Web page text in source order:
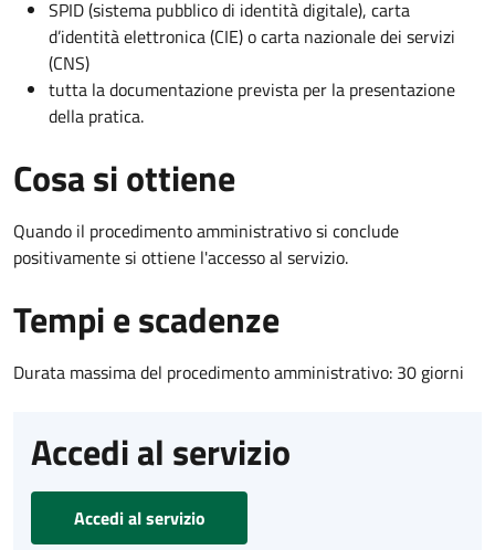
SPID (sistema pubblico di identità digitale), carta
d’identità elettronica (CIE) o carta nazionale dei servizi
(CNS)
tutta la documentazione prevista per la presentazione
della pratica.
Cosa si ottiene
Quando il procedimento amministrativo si conclude
positivamente si ottiene l'accesso al servizio.
Tempi e scadenze
Durata massima del procedimento amministrativo: 30 giorni
Accedi al servizio
Accedi al servizio